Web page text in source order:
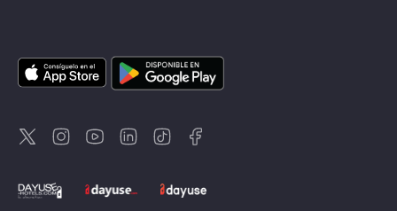
DayuseSingapur
DayuseSuecia
DayuseTailandia
DayuseNueva Zelanda
DayuseTurquía